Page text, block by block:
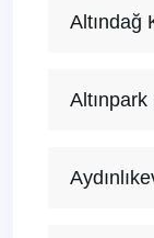
Altındağ